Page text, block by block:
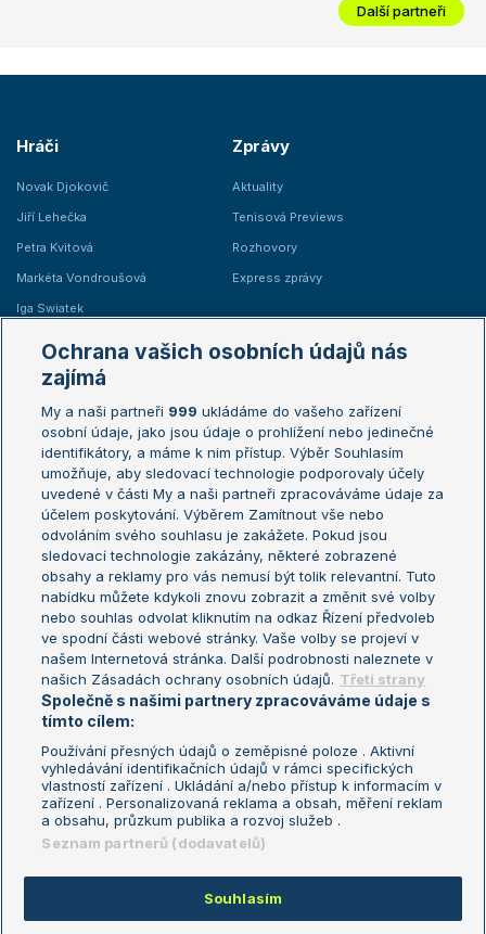
Další partneři
Hráči
Novak Djokovič
Jiří Lehečka
Petra Kvitová
Markéta Vondroušová
Iga Swiatek
Zprávy
Aktuality
Tenisová Previews
Rozhovory
Express zprávy
Žebříčky
Žebříček ATP (muži)
Žebříček WTA (ženy)
Sázkařský žebříček
Australian Open
French Open
Wimbledon
US Open
Turnaj mistrů
Turnaj mistryň
Aktualní trendy
Fotbalové přestupy
Livesport Daily
LS Prague Open
Podmínky užití
Nastavení soukromí
GDPR a žurnalistika
Reklama
Kontakt
Informace o zpracování osobních
údajů
Copyright © 2008-2026 TenisPortal.cz. Využíváme zpravodajství ČTK.
Ochrana vašich osobních údajů nás
zajímá
My a naši partneři 999 ukládáme do vašeho zařízení
osobní údaje, jako jsou údaje o prohlížení nebo jedinečné
identifikátory, a máme k nim přístup. Výběr Souhlasím
umožňuje, aby sledovací technologie podporovaly účely
uvedené v části My a naši partneři zpracováváme údaje za
účelem poskytování. Výběrem Zamítnout vše nebo
odvoláním svého souhlasu je zakážete. Pokud jsou
sledovací technologie zakázány, některé zobrazené
obsahy a reklamy pro vás nemusí být tolik relevantní. Tuto
nabídku můžete kdykoli znovu zobrazit a změnit své volby
nebo souhlas odvolat kliknutím na odkaz Řízení předvoleb
ve spodní části webové stránky. Vaše volby se projeví v
našem Internetová stránka. Další podrobnosti naleznete v
našich Zásadách ochrany osobních údajů. Třetí strany
Společně s našimi partnery zpracováváme údaje s
tímto cílem:
Používání přesných údajů o zeměpisné poloze . Aktivní
vyhledávání identifikačních údajů v rámci specifických
vlastností zařízení . Ukládání a/nebo přístup k informacím v
zařízení . Personalizovaná reklama a obsah, měření reklam
a obsahu, průzkum publika a rozvoj služeb .
Seznam partnerů (dodavatelů)
Souhlasím